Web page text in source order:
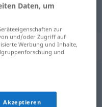
Daten, um
zur
und/oder Zugriff auf
Werbung und Inhalte,
und
Akzeptieren